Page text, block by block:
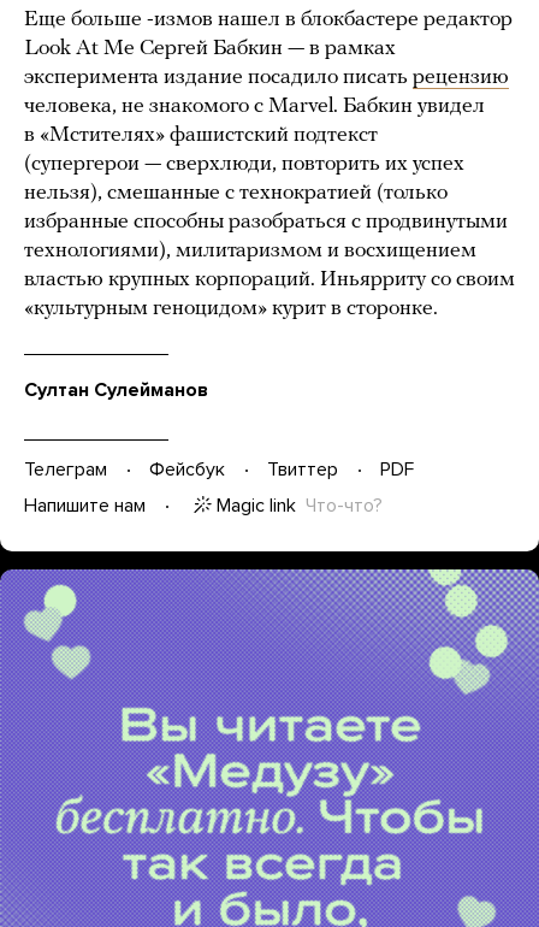
Еще больше -измов нашел в блокбастере редактор
Look At Me Сергей Бабкин — в рамках
эксперимента издание посадило писать рецензию
человека, не знакомого с Marvel. Бабкин увидел
в «Мстителях» фашистский подтекст
(супергерои — сверхлюди, повторить их успех
нельзя), смешанные с технократией (только
избранные способны разобраться с продвинутыми
технологиями), милитаризмом и восхищением
властью крупных корпораций. Иньярриту со своим
«культурным геноцидом» курит в сторонке.
Султан Сулейманов
Телеграм Фейсбук Твиттер
PDF
Напишите нам
Magic link Что-что?